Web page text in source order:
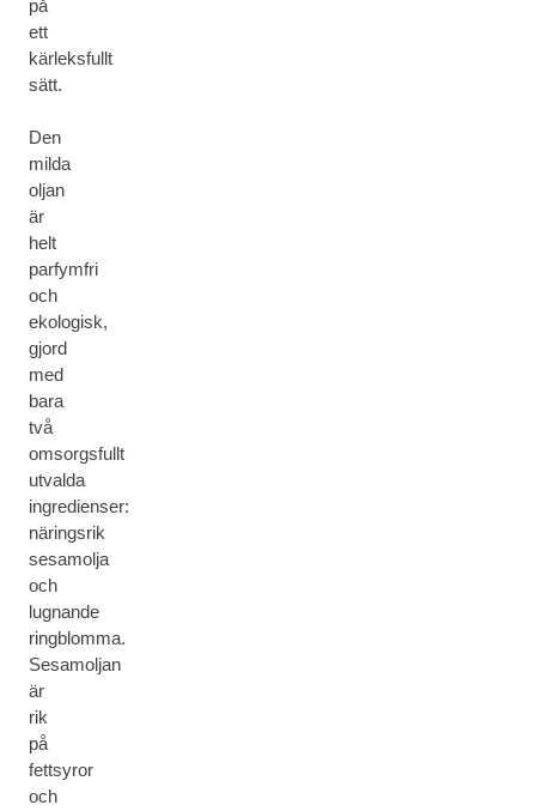
på
ett
kärleksfullt
sätt.
Den
milda
oljan
är
helt
parfymfri
och
ekologisk,
gjord
med
bara
två
omsorgsfullt
utvalda
ingredienser:
näringsrik
sesamolja
och
lugnande
ringblomma.
Sesamoljan
är
rik
på
fettsyror
och